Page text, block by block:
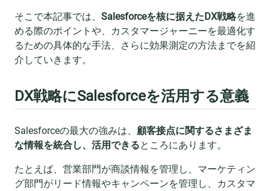
そこで本記事では、 Salesforceを核に据えたDX戦略を進
める際のポイントや、カスタマージャーニーを最適化す
るための具体的な手法、さらに効果測定の方法までを紹
介していきます。
DX戦略にSalesforceを活用する意義
Salesforceの最大の強みは、 顧客接点に関するさまざま
な情報を統合し、活用できるところにあります。
たとえば、営業部門が商談情報を管理し、マーケティン
グ部門がリード情報やキャンペーンを管理し、カスタマ